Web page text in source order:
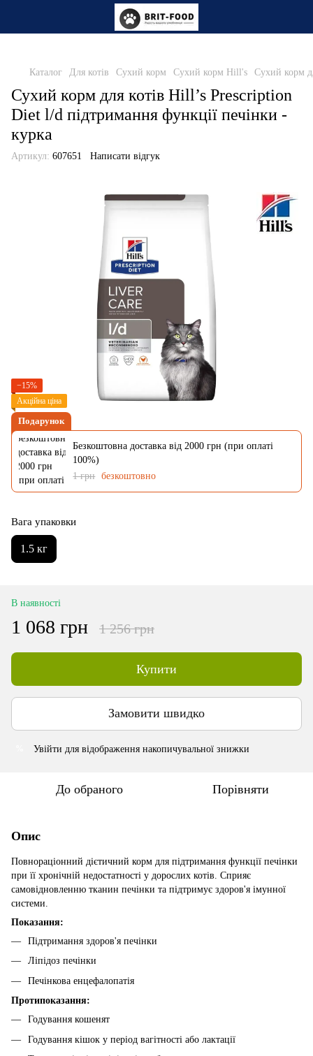
Каталог Для котів Сухий корм Сухий корм Hill's Сухий корм
Сухий корм для котів Hill’s Prescription
Diet l/d підтримання функції печінки -
курка
Артикул: 607651 Написати відгук
−15%
Акційна ціна
Подарунок
Безкоштовна доставка від 2000 грн (при оплаті
100%)
1 грн безкоштовно
Вага упаковки
1.5 кг
В наявності
1 068 грн 1 256 грн
Купити
Замовити швидко
Увійти для відображення накопичувальної знижки
До обраного Порівняти
Опис
Повнораціонний дієтичний корм для підтримання функції печінки
при її хронічній недостатності у дорослих котів. Сприяє
самовідновленню тканин печінки та підтримує здоров'я імунної
системи.
Показання:
Підтримання здоров'я печінки
Ліпідоз печінки
Печінкова енцефалопатія
Протипоказання:
Годування кошенят
Годування кішок у період вагітності або лактації